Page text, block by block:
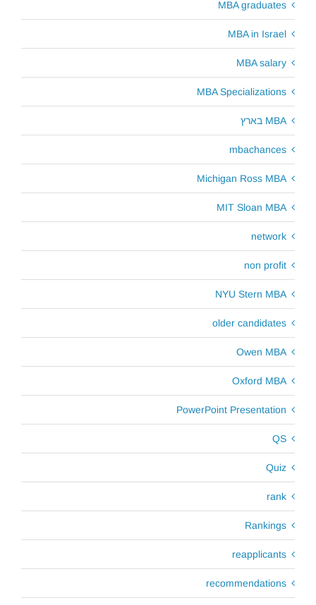
MBA graduates
MBA in Israel
MBA salary
MBA Specializations
MBA בארץ
mbachances
Michigan Ross MBA
MIT Sloan MBA
network
non profit
NYU Stern MBA
older candidates
Owen MBA
Oxford MBA
PowerPoint Presentation
QS
Quiz
rank
Rankings
reapplicants
recommendations